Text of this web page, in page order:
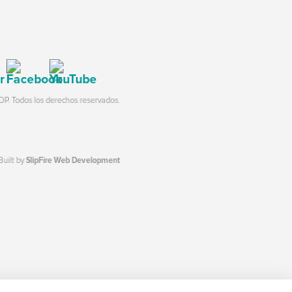
Todos los derechos reservados.
bySlipFire Web Development